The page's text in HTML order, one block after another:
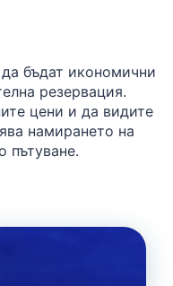
бъдат икономични
резервация.
цени и да видите
намирането на
пътуване.